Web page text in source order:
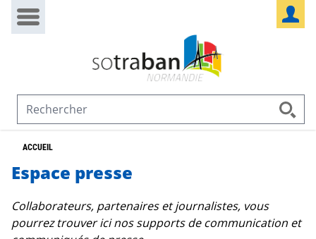
Passer au contenu
ACCUEIL
Espace presse
Collaborateurs, partenaires et journalistes, vous
pourrez trouver ici nos supports de communication et
Panneau de gestion des cookies